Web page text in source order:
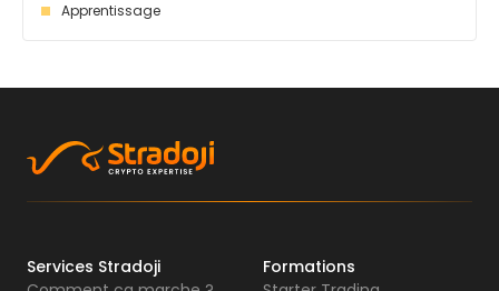
Apprentissage
Services Stradoji
Formations